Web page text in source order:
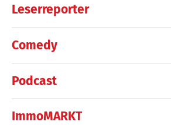
Leserreporter
Comedy
Podcast
ImmoMARKT